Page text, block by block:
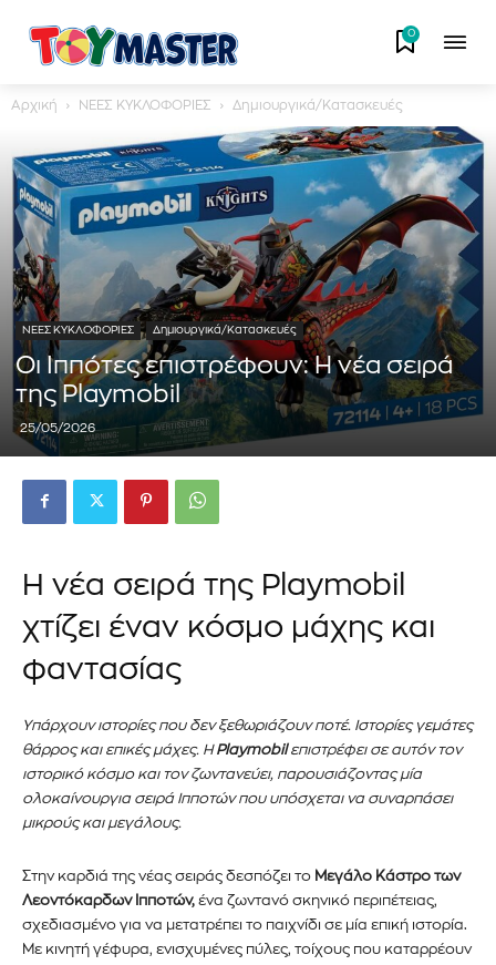
0
Αρχική ΝΕΕΣ ΚΥΚΛΟΦΟΡΙΕΣ Δημιουργικά/Κατασκευές
ΝΕΕΣ ΚΥΚΛΟΦΟΡΙΕΣ Δημιουργικά/Κατασκευές
Οι Ιππότες επιστρέφουν: Η νέα σειρά
της Playmobil
25/05/2026
Η νέα σειρά της Playmobil
χτίζει έναν κόσμο μάχης και
φαντασίας
Υπάρχουν ιστορίες που δεν ξεθωριάζουν ποτέ. Ιστορίες γεμάτες
θάρρος και επικές μάχες. ΗPlaymobilεπιστρέφει σε αυτόν τον
ιστορικό κόσμο και τον ζωντανεύει, παρουσιάζοντας μία
ολοκαίνουργια σειρά Ιπποτών που υπόσχεται να συναρπάσει
μικρούς και μεγάλους.
Στην καρδιά της νέας σειράς δεσπόζει το Μεγάλο Κάστρο των
Λεοντόκαρδων Ιπποτών, ένα ζωντανό σκηνικό περιπέτειας,
σχεδιασμένο για να μετατρέπει το παιχνίδι σε μία επική ιστορία.
Με κινητή γέφυρα, ενισχυμένες πύλες, τοίχους που καταρρέουν